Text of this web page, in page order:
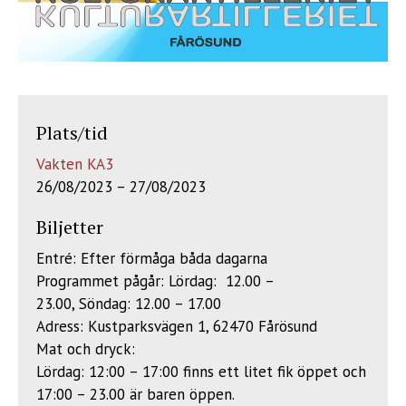
Plats/tid
Vakten KA3
26/08/2023 – 27/08/2023
Biljetter
Entré: Efter förmåga båda dagarna
Programmet pågår: Lördag: 12.00 –
23.00, Söndag: 12.00 – 17.00
Adress: Kustparksvägen 1, 62470 Fårösund
Mat och dryck:
Lördag: 12:00 – 17:00 finns ett litet fik öppet och
17:00 – 23.00 är baren öppen.